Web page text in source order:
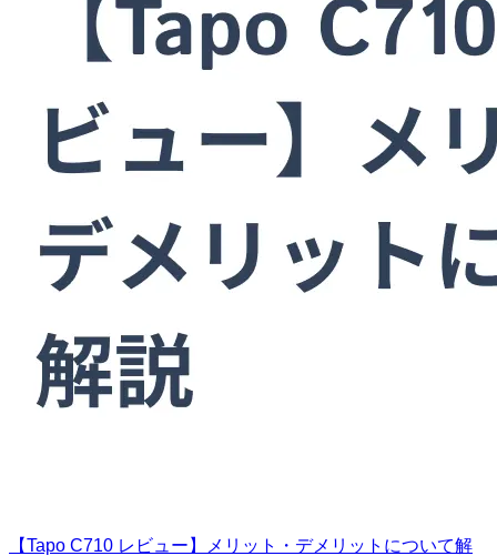
【Tapo C710 レビュー】メリット・デメリットについて解